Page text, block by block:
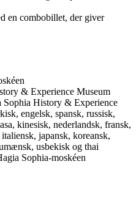
en combobillet, der giver
& Experience Museum
History & Experience
engelsk, spansk, russisk,
kinesisk, nederlandsk, fransk,
japansk, koreansk,
usbekisk og thai
Sophia-moskéen